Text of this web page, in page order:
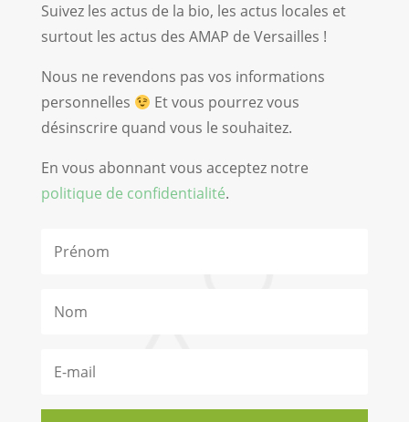
Suivez les actus de la bio, les actus locales et
surtout les actus des AMAP de Versailles !
Nous ne revendons pas vos informations
personnelles
Et vous pourrez vous
désinscrire quand vous le souhaitez.
En vous abonnant vous acceptez notre
politique de confidentialité.